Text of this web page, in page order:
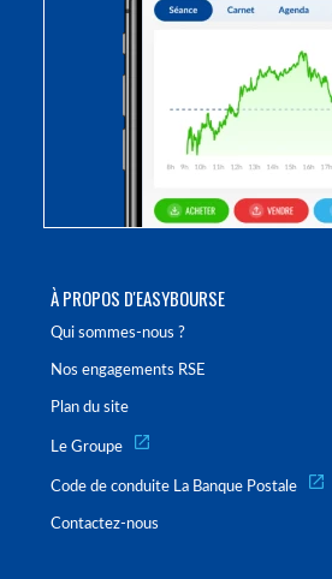
À PROPOS D'EASYBOURSE
Qui sommes-nous ?
Nos engagements RSE
Plan du site
Le Groupe
Code de conduite La Banque Postale
Contactez-nous